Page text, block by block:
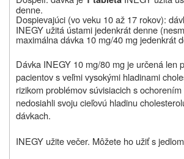
denne.
Dospievajúci (vo veku 10 až 17 rokov):
INEGY užitá ústami jedenkrát denne
maximálna dávka 10 mg/40 mg jedenkrát
Dávka INEGY 10 mg/80 mg je určená len
pacientov s veľmi vysokými hladinami
rizikom problémov súvisiacich s
nedosiahli svoju cieľovú hladinu
dávkach.
INEGY užite večer. Môžete ho užiť s